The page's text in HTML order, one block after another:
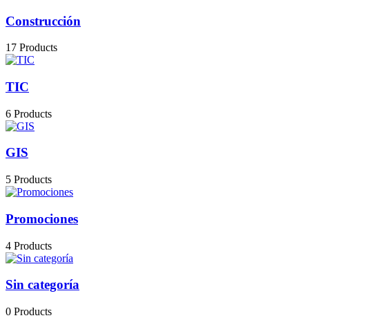
Construcción
17 Products
TIC
6 Products
GIS
5 Products
Promociones
4 Products
Sin categoría
0 Products